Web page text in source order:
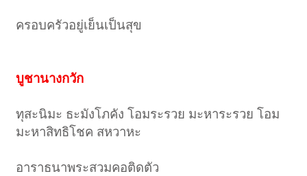
ครอบครัวอยู่เย็นเป็นสุข
บูชานางกวัก
ทุสะนิมะ ธะมังโภคัง โอมระรวย มะหาระรวย โอม
มะหาสิทธิโชค สหวาหะ
อาราธนาพระสวมคอติดตัว